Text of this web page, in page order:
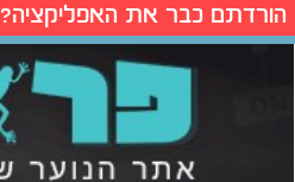
הורדתם כבר את האפליקציה?